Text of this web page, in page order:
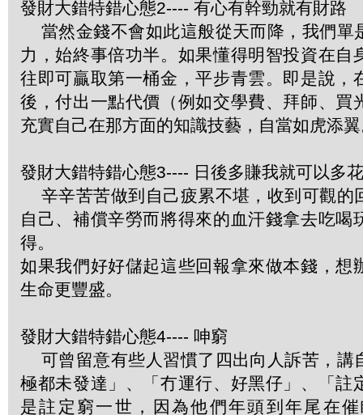
發財大錯特錯心態2---- 有心有幹勁就有財路
當然金錢不會如此這般從天而降，我們單
力，始終事倍功半。如果懂得明智投資在自
往即可贏取第一桶金，平步青雲。即是說，
後，付出一點代價（例如交學費、拜師、買
充實自己在那方面的知識技藝，自當如虎添
發財大錯特錯心態3---- 日後多賺我就可以多
辛辛苦苦做到自己疲累不堪，收到可觀的
自己、補償辛勞而將得來的血汗錢拿去吃喝
得。
如果我們好好儲起這些回報拿來做本錢，想
生命更豐盛。
發財大錯特錯心態4---- 呻窮
可曾留意有些人習慣了四出向人訴苦，講
極都未發達」、「冇運行、好黑仔」、「註
是註定窮一世，因為他們年頭到年尾在